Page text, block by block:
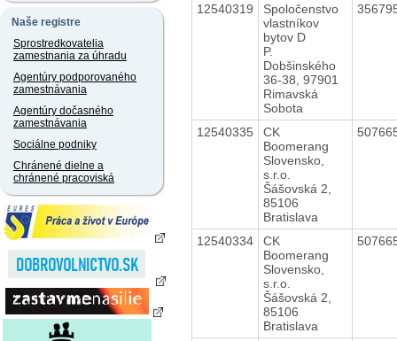
Naše registre
Sprostredkovatelia
zamestnania za úhradu
Agentúry podporovaného
zamestnávania
Agentúry dočasného
zamestnávania
Sociálne podniky
Chránené dielne a
chránené pracoviská
12540319
Spoločenstvo
vlastníkov
bytov D
P.
Dobšinského
36-38, 97901
Rimavská
Sobota
12540335
CK
Boomerang
Slovensko,
s.r.o.
Šášovská 2,
85106
Bratislava
12540334
CK
Boomerang
Slovensko,
s.r.o.
Šášovská 2,
85106
Bratislava